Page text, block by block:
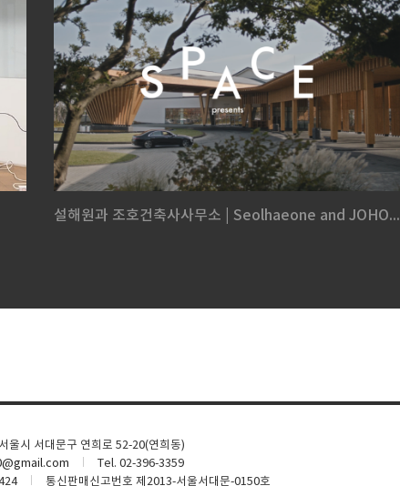
설해원과 조호건축사사무소 | Seolhaeone and JOHO...
울시 서대문구 연희로 52-20(연희동)
Tel. 02-396-3359
통신판매신고번호 제2013-서울서대문-0150호